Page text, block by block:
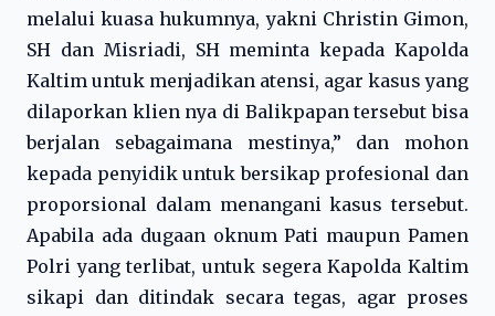
melalui kuasa hukumnya, yakni Christin Gimon,
SH dan Misriadi, SH meminta kepada Kapolda
Kaltim untuk menjadikan atensi, agar kasus yang
dilaporkan klien nya di Balikpapan tersebut bisa
berjalan sebagaimana mestinya,” dan mohon
kepada penyidik untuk bersikap profesional dan
proporsional dalam menangani kasus tersebut.
Apabila ada dugaan oknum Pati maupun Pamen
Polri yang terlibat, untuk segera Kapolda Kaltim
sikapi dan ditindak secara tegas, agar proses